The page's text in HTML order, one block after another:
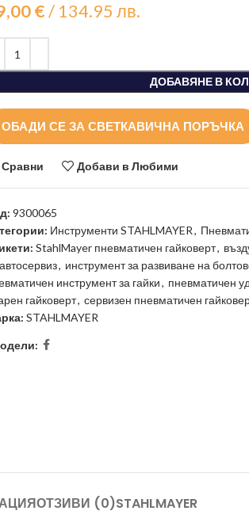
€/ 134.95 лв.
ДОБАВЯНЕ В
ОБАДИ СЕ ЗА СВЕТКАВИЧНА ПОРЪЧКА
Сравни Добави в Любими
9300065
Инструменти STAHLMAYER,
StahlMayer пневматичен гайковерт,
, инструмент за развиване на
инструмент за гайки, пневматичен
гайковерт, сервизен пневматичен
STAHLMAYER
ОТЗИВИ (0)STAHLMAYER